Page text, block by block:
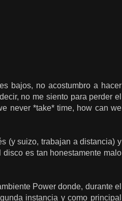
bajos, no acostumbro a hacer
no me siento para perder el
never *take* time, how can we
(y suizo, trabajan a distancia) y
es tan honestamente malo
Power donde, durante el
instancia y como principal